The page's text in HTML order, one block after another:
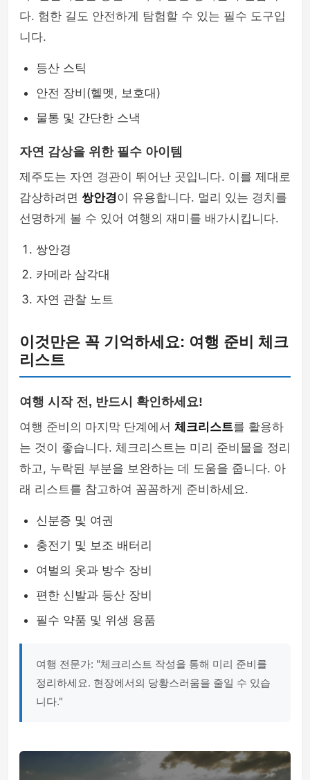
다. 험한 길도 안전하게 탐험할 수 있는 필수 도구입
니다.
등산 스틱
안전 장비(헬멧, 보호대)
물통 및 간단한 스낵
자연 감상을 위한 필수 아이템
제주도는 자연 경관이 뛰어난 곳입니다. 이를 제대로
감상하려면 쌍안경이 유용합니다. 멀리 있는 경치를
선명하게 볼 수 있어 여행의 재미를 배가시킵니다.
쌍안경
카메라 삼각대
자연 관찰 노트
이것만은 꼭 기억하세요: 여행 준비 체크
리스트
여행 시작 전, 반드시 확인하세요!
여행 준비의 마지막 단계에서 체크리스트를 활용하
는 것이 좋습니다. 체크리스트는 미리 준비물을 정리
하고, 누락된 부분을 보완하는 데 도움을 줍니다. 아
래 리스트를 참고하여 꼼꼼하게 준비하세요.
신분증 및 여권
충전기 및 보조 배터리
여벌의 옷과 방수 장비
편한 신발과 등산 장비
필수 약품 및 위생 용품
여행 전문가: "체크리스트 작성을 통해 미리 준비를
정리하세요. 현장에서의 당황스러움을 줄일 수 있습
니다."